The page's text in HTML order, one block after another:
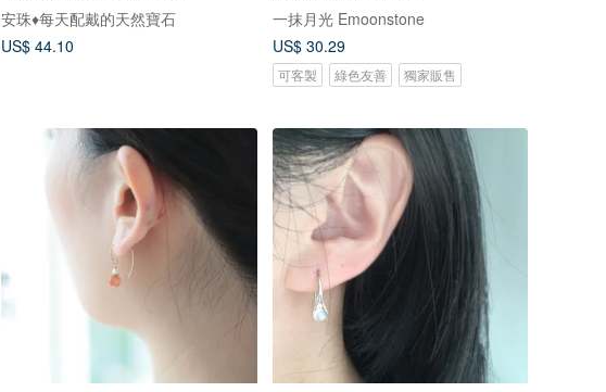
安珠♦️每天配戴的天然寶石
US$ 44.10
一抹月光 Emoonstone
US$ 30.29
可客製 綠色友善 獨家販售